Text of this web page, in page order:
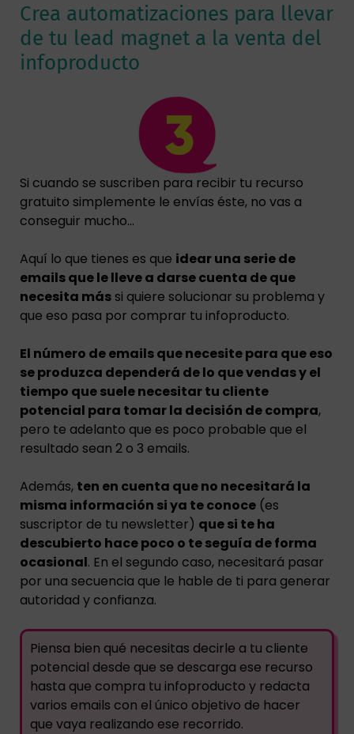
Crea automatizaciones para llevar
de tu lead magnet a la venta del
infoproducto
Si cuando se suscriben para recibir tu recurso
gratuito simplemente le envías éste, no vas a
conseguir mucho…
Aquí lo que tienes es que idear una serie de
emails que le lleve a darse cuenta de que
necesita mássi quiere solucionar su problema y
que eso pasa por comprar tu infoproducto.
El número de emails que necesite para que eso
se produzca dependerá de lo que vendas y el
tiempo que suele necesitar tu cliente
potencial para tomar la decisión de compra,
pero te adelanto que es poco probable que el
resultado sean 2 o 3 emails.
Además, ten en cuenta que no necesitará la
misma información si ya te conoce (es
suscriptor de tu newsletter) que si te ha
descubierto hace poco o te seguía de forma
ocasional. En el segundo caso, necesitará pasar
por una secuencia que le hable de ti para generar
autoridad y confianza.
Piensa bien qué necesitas decirle a tu cliente
potencial desde que se descarga ese recurso
hasta que compra tu infoproducto y redacta
varios emails con el único objetivo de hacer
que vaya realizando ese recorrido.